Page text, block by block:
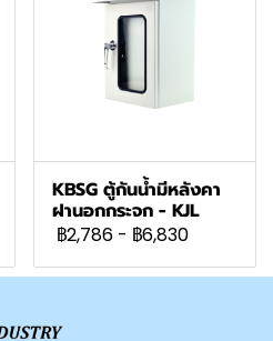
KBSG ตู้กันน้ำมีหลังคา
ฝานอกกระจก - KJL
฿2,786 - ฿6,830